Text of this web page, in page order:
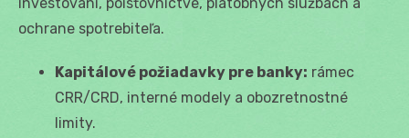
ochrane spotrebiteľa.
Kapitálové požiadavky pre banky: rámec
CRR/CRD, interné modely a obozretnostné
limity.